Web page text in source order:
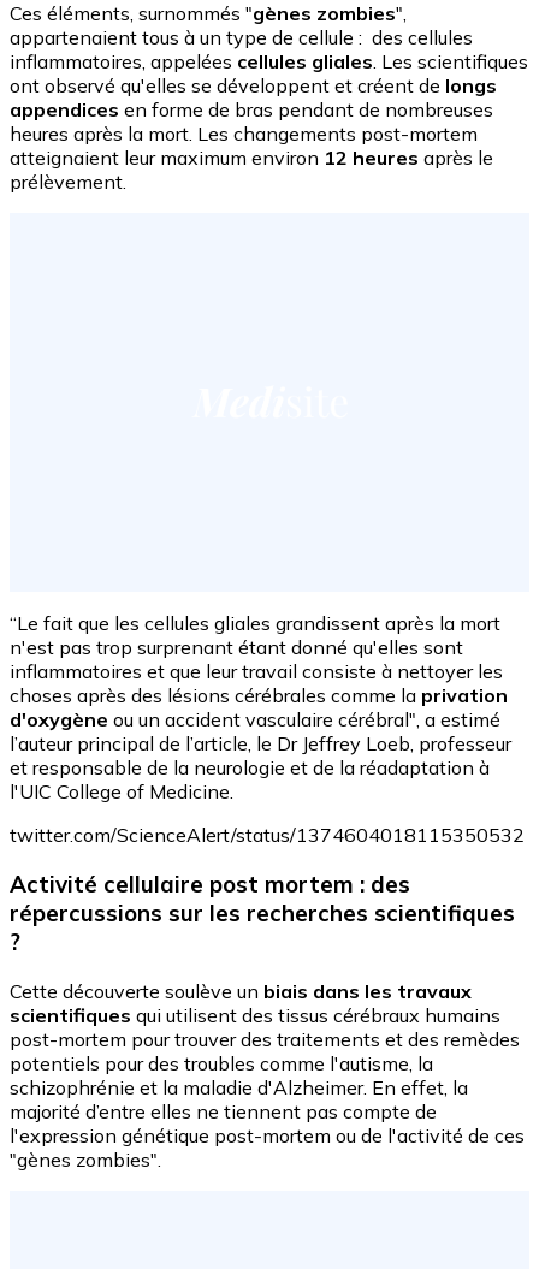
Ces éléments, surnommés "gènes zombies",
appartenaient tous à un type de cellule : des cellules
inflammatoires, appelées cellules gliales. Les scientifiques
ont observé qu'elles se développent et créent de longs
appendices en forme de bras pendant de nombreuses
heures après la mort. Les changements post-mortem
atteignaient leur maximum environ 12 heures après le
prélèvement.
“Le fait que les cellules gliales grandissent après la mort
n'est pas trop surprenant étant donné qu'elles sont
inflammatoires et que leur travail consiste à nettoyer les
choses après des lésions cérébrales comme la privation
d'oxygène ou un accident vasculaire cérébral", a estimé
l’auteur principal de l’article, le Dr Jeffrey Loeb, professeur
et responsable de la neurologie et de la réadaptation à
l'UIC College of Medicine.
twitter.com/ScienceAlert/status/1374604018115350532
Activité cellulaire post mortem : des
répercussions sur les recherches scientifiques
?
Cette découverte soulève un biais dans les travaux
scientifiques qui utilisent des tissus cérébraux humains
post-mortem pour trouver des traitements et des remèdes
potentiels pour des troubles comme l'autisme, la
schizophrénie et la maladie d'Alzheimer. En effet, la
majorité d’entre elles ne tiennent pas compte de
l'expression génétique post-mortem ou de l'activité de ces
"gènes zombies".